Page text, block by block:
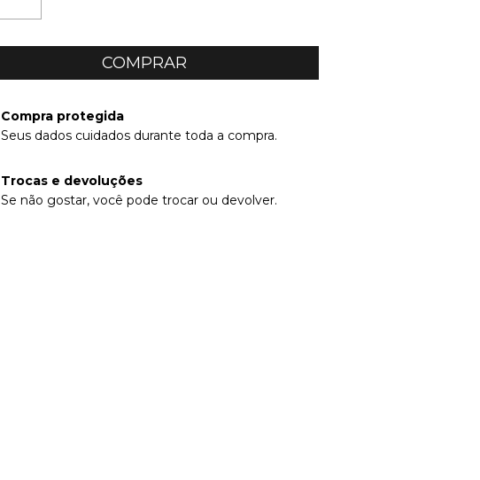
Compra protegida
Seus dados cuidados durante toda a compra.
Trocas e devoluções
Se não gostar, você pode trocar ou devolver.